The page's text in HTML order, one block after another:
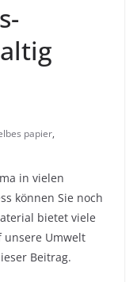
papier,
in vielen
können Sie noch
bietet viele
unsere Umwelt
Beitrag.